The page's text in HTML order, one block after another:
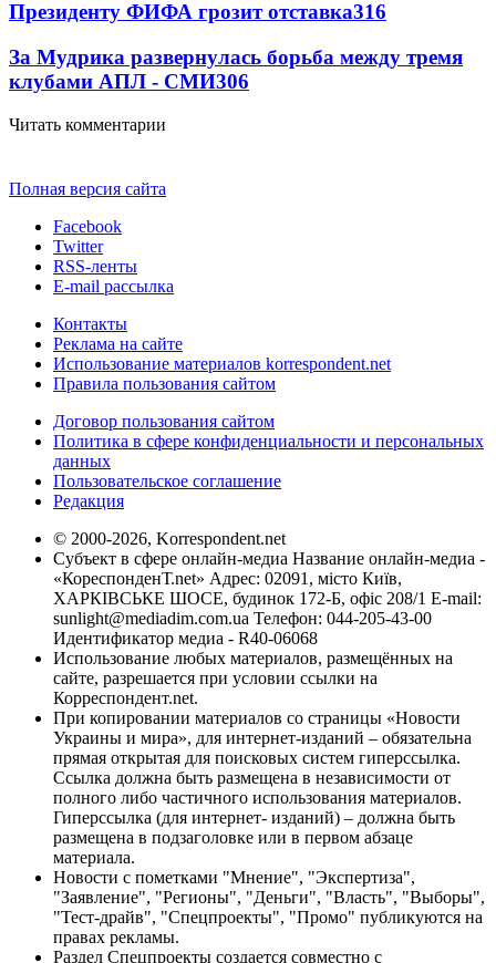
Президенту ФИФА грозит отставка316
За Мудрика развернулась борьба между тремя
клубами АПЛ - СМИ306
Читать комментарии
Полная версия сайта
Facebook
Twitter
RSS-ленты
E-mail рассылка
Контакты
Реклама на сайте
Использование материалов korrespondent.net
Правила пользования сайтом
Договор пользования сайтом
Политика в сфере конфиденциальности и персональных
данных
Пользовательское соглашение
Редакция
© 2000-2026, Korrespondent.net
Субъект в сфере онлайн-медиа Название онлайн-медиа -
«КореспонденТ.net» Адрес: 02091, місто Київ,
ХАРКІВСЬКЕ ШОСЕ, будинок 172-Б, офіс 208/1 E-mail:
sunlight@mediadim.com.ua Телефон: 044-205-43-00
Идентификатор медиа - R40-06068
Использование любых материалов, размещённых на
сайте, разрешается при условии ссылки на
Корреспондент.net.
При копировании материалов со страницы «Новости
Украины и мира», для интернет-изданий – обязательна
прямая открытая для поисковых систем гиперссылка.
Ссылка должна быть размещена в независимости от
полного либо частичного использования материалов.
Гиперссылка (для интернет- изданий) – должна быть
размещена в подзаголовке или в первом абзаце
материала.
Новости с пометками "Мнение", "Экспертиза",
"Заявление", "Регионы", "Деньги", "Власть", "Выборы",
"Тест-драйв", "Спецпроекты", "Промо" публикуются на
правах рекламы.
Раздел Спецпроекты создается совместно с